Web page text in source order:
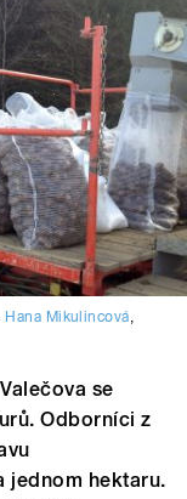
Hana Mikulincová,
se
Odborníci z
jednom hektaru.